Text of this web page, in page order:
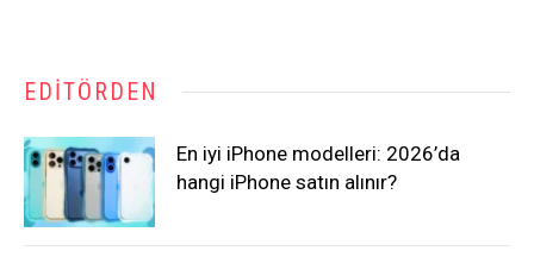
EDITÖRDEN
En iyi iPhone modelleri: 2026’da
hangi iPhone satın alınır?